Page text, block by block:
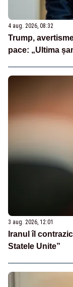
4 aug. 2026, 08:32
Trump,
pace: „Ultima
3 aug. 2026, 12:01
Iranul îl
Statele Unite”